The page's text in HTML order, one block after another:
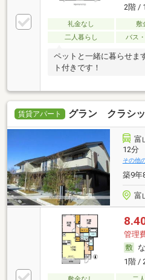
2階 /
礼金なし 敷
二人暮らし
バス
ペットと一緒に暮らせま
ト付きです！
賃貸アパート グラン クラシ
富
12分
その他
築9年
富
管理
1階 /